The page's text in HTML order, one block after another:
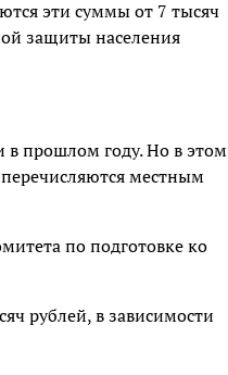
эти суммы от 7 тысяч
защиты населения
в прошлом году. Но в этом
местным
по подготовке ко
рублей, в зависимости